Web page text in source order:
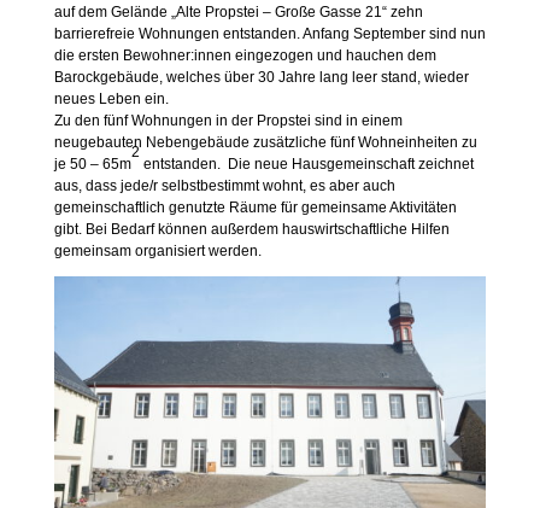
auf dem Gelände „Alte Propstei – Große Gasse 21“ zehn
barrierefreie Wohnungen entstanden. Anfang September sind nun
die ersten Bewohner:innen eingezogen und hauchen dem
Barockgebäude, welches über 30 Jahre lang leer stand, wieder
neues Leben ein.
Zu den fünf Wohnungen in der Propstei sind in einem
neugebauten Nebengebäude zusätzliche fünf Wohneinheiten zu
je 50 – 65m
2
entstanden. Die neue Hausgemeinschaft zeichnet
aus, dass jede/r selbstbestimmt wohnt, es aber auch
gemeinschaftlich genutzte Räume für gemeinsame Aktivitäten
gibt. Bei Bedarf können außerdem hauswirtschaftliche Hilfen
gemeinsam organisiert werden.